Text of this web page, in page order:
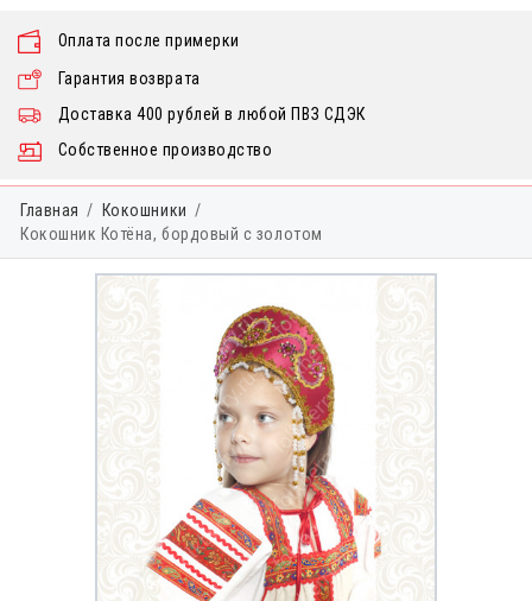
Собственное производство
Оплата после примерки
Гарантия возврата
Доставка 400 рублей в любой ПВЗ СДЭК
Главная
Кокошники
Кокошник Котёна, бордовый с золотом